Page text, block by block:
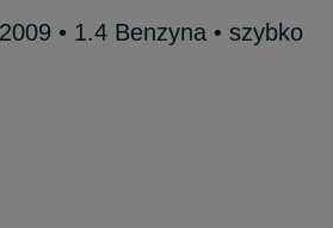
• 1.4 Benzyna • szybko